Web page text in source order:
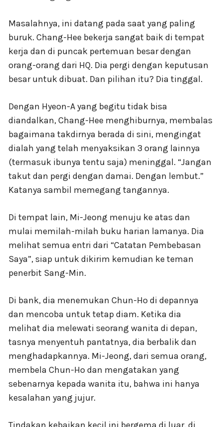
Masalahnya, ini datang pada saat yang paling
buruk. Chang-Hee bekerja sangat baik di tempat
kerja dan di puncak pertemuan besar dengan
orang-orang dari HQ. Dia pergi dengan keputusan
besar untuk dibuat. Dan pilihan itu? Dia tinggal.
Dengan Hyeon-A yang begitu tidak bisa
diandalkan, Chang-Hee menghiburnya, membalas
bagaimana takdirnya berada di sini, mengingat
dialah yang telah menyaksikan 3 orang lainnya
(termasuk ibunya tentu saja) meninggal. “Jangan
takut dan pergi dengan damai. Dengan lembut.”
Katanya sambil memegang tangannya.
Di tempat lain, Mi-Jeong menuju ke atas dan
mulai memilah-milah buku harian lamanya. Dia
melihat semua entri dari “Catatan Pembebasan
Saya”, siap untuk dikirim kemudian ke teman
penerbit Sang-Min.
Di bank, dia menemukan Chun-Ho di depannya
dan mencoba untuk tetap diam. Ketika dia
melihat dia melewati seorang wanita di depan,
tasnya menyentuh pantatnya, dia berbalik dan
menghadapkannya. Mi-Jeong, dari semua orang,
membela Chun-Ho dan mengatakan yang
sebenarnya kepada wanita itu, bahwa ini hanya
kesalahan yang jujur.